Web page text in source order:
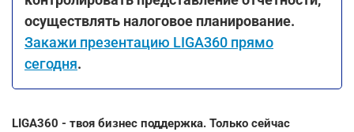
осуществлять налоговое планирование.
Закажи презентацию LIGA360 прямо
сегодня.
LIGA360 - твоя бизнес поддержка. Только сейчас